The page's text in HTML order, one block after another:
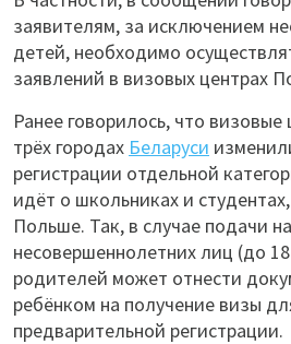
заявителям, за исключением
детей, необходимо
заявлений в визовых центрах
Ранее говорилось, что
трёх городах Беларуси
регистрации отдельной
идёт о школьниках и
Польше. Так, в случае подачи
несовершеннолетних лиц (до
родителей может отнести
ребёнком на получение визы
предварительной регистрации.